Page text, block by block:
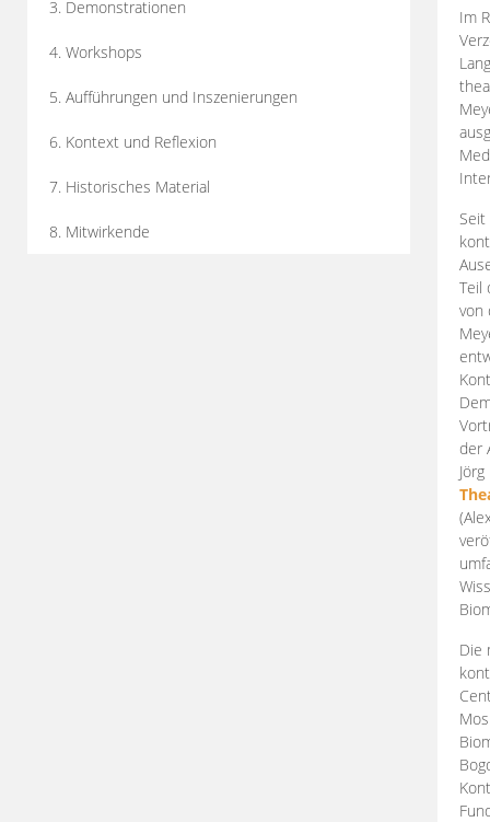
3. Demonstrationen
4. Workshops
5. Aufführungen und Inszenierungen
6. Kontext und Reflexion
7. Historisches Material
8. Mitwirkende
Im
Teil
von
der
Die